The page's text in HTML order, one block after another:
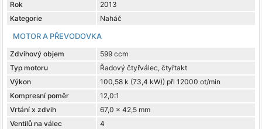
Rok
2013
Kategorie
Naháč
MOTOR A PŘEVODOVKA
Zdvihový objem
599 ccm
Typ motoru
Řadový čtyřválec, čtyřtakt
Výkon
100,58 k (73,4 kW)) při 12000 ot/min
Kompresní poměr
12,0:1
Vrtání x zdvih
67,0 x 42,5 mm
Ventilů na válec
4